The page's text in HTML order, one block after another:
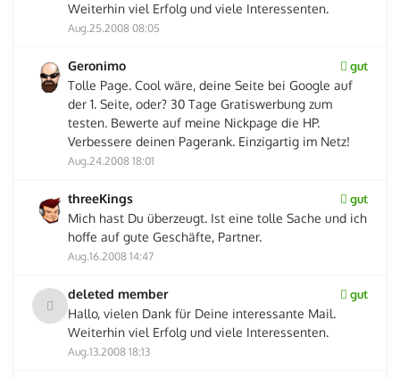
Weiterhin viel Erfolg und viele Interessenten.
Aug.25.2008 08:05
Geronimo gut
Tolle Page. Cool wäre, deine Seite bei Google auf
der 1. Seite, oder? 30 Tage Gratiswerbung zum
testen. Bewerte auf meine Nickpage die HP.
Verbessere deinen Pagerank. Einzigartig im Netz!
Aug.24.2008 18:01
threeKings gut
Mich hast Du überzeugt. Ist eine tolle Sache und ich
hoffe auf gute Geschäfte, Partner.
Aug.16.2008 14:47
deleted member gut
Hallo, vielen Dank für Deine interessante Mail.
Weiterhin viel Erfolg und viele Interessenten.
Aug.13.2008 18:13